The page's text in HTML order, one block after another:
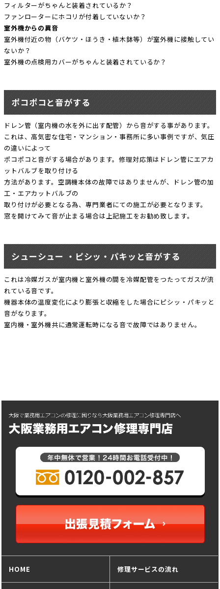
フィルターがちゃんと装着されているか？
ファンローターにホコリが付着していないか？
室外機からの異音
室外機付近の物（バケツ・ほうき・植木鉢等）が室外機に接触してい
ないか？
室外機の点検用カバーがちゃんと装着されているか？
ポコポコと音がする
ドレン管（室内機の水を外に出す配管）から音がする事があります。
これは、高気密な住宅・マンション・事務所に多い事例ですが、気圧
の違いによって
ポコポコと音がする場合があります。修理対応策はドレン管にエアカ
ットバルブを取り付ける
方法があります。空調機本体の故障ではありませんが、ドレン管の加
工・エアカットバルブの
取り付けが必要となる為、専門業者にての施工が必要となります。
窓を開けてみて音が止まる場合は上記施工をお勧め致します。
シューシュー ・ピシッ・パキッと音がする
これは冷媒ガスが室内機と室外機の間を冷媒配管をつたってガスが流
れている音です。
機器本体の温度変化により膨張と収縮をした場合にピシッ・パキッと
音がなります。
室内機・室外機共に通常運転時になる音で故障ではありません。
HOME 修理サービスの流れ